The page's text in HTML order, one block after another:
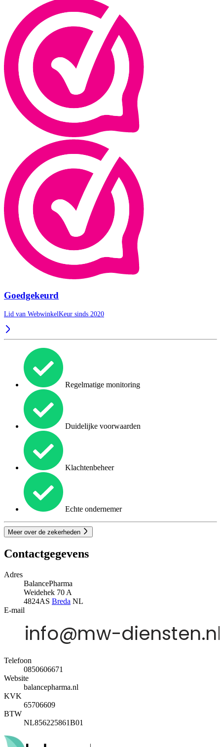
Goedgekeurd
Lid van WebwinkelKeur sinds 2020
Regelmatige monitoring
Duidelijke voorwaarden
Klachtenbeheer
Echte ondernemer
Meer over de zekerheden
Contactgegevens
Adres
BalancePharma
Weidehek 70 A
4824AS Breda NL
E-mail
Telefoon
0850606671
Website
balancepharma.nl
KVK
65706609
BTW
NL856225861B01